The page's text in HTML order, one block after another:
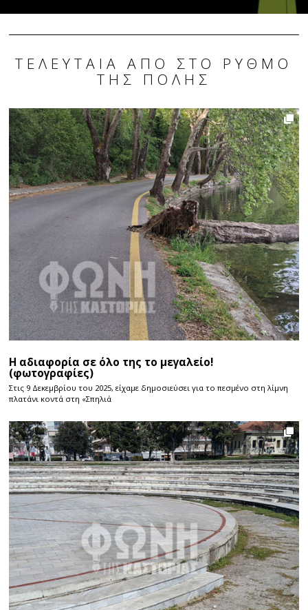
ΤΕΛΕΥΤΑΊΑ ΑΠΌ ΣΤΟ ΡΥΘΜΌ
ΤΗΣ ΠΌΛΗΣ
Η αδιαφορία σε όλο της το μεγαλείο!
(φωτογραφίες)
Στις 9 Δεκεμβρίου του 2025, είχαμε δημοσιεύσει για το πεσμένο στη λίμνη
πλατάνι κοντά στη «Σπηλιά